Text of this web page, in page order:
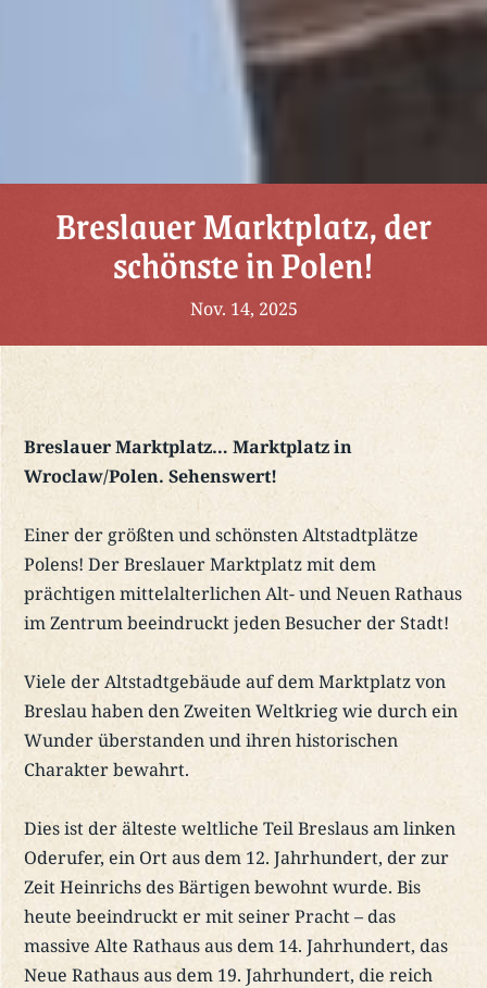
Breslauer Marktplatz, der
schönste in Polen!
Nov. 14, 2025
Breslauer Marktplatz… Marktplatz in
Wroclaw/Polen. Sehenswert!
Einer der größten und schönsten Altstadtplätze
Polens! Der Breslauer Marktplatz mit dem
prächtigen mittelalterlichen Alt- und Neuen Rathaus
im Zentrum beeindruckt jeden Besucher der Stadt!
Viele der Altstadtgebäude auf dem Marktplatz von
Breslau haben den Zweiten Weltkrieg wie durch ein
Wunder überstanden und ihren historischen
Charakter bewahrt.
Dies ist der älteste weltliche Teil Breslaus am linken
Oderufer, ein Ort aus dem 12. Jahrhundert, der zur
Zeit Heinrichs des Bärtigen bewohnt wurde. Bis
heute beeindruckt er mit seiner Pracht – das
massive Alte Rathaus aus dem 14. Jahrhundert, das
Neue Rathaus aus dem 19. Jahrhundert, die reich